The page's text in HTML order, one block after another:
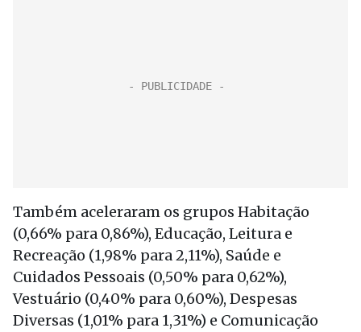
Também aceleraram os grupos Habitação
(0,66% para 0,86%), Educação, Leitura e
Recreação (1,98% para 2,11%), Saúde e
Cuidados Pessoais (0,50% para 0,62%),
Vestuário (0,40% para 0,60%), Despesas
Diversas (1,01% para 1,31%) e Comunicação